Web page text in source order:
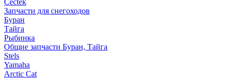
Cectek
Запчасти для снегоходов
Буран
Тайга
Рыбинка
Общие запчасти Буран, Тайга
Stels
Yamaha
Arctic Cat